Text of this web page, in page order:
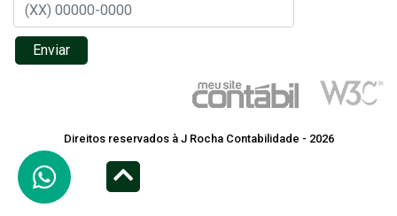
Enviar
Direitos reservados à J Rocha Contabilidade - 2026